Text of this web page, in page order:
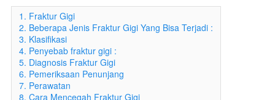
1. Fraktur Gigi
2. Beberapa Jenis Fraktur Gigi Yang Bisa Terjadi :
3. Klasifikasi
4. Penyebab fraktur gigi :
5. Diagnosis Fraktur Gigi
6. Pemeriksaan Penunjang
7. Perawatan
8. Cara Mencegah Fraktur Gigi